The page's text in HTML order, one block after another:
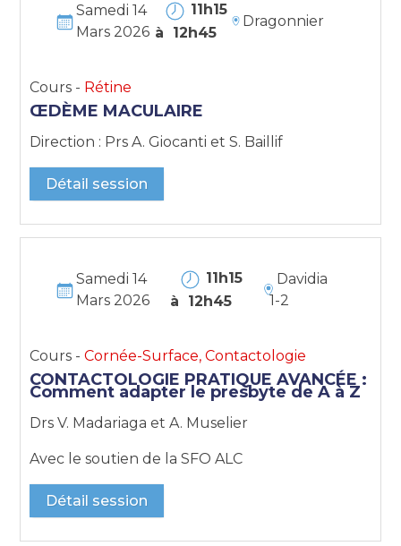
Samedi 14
Mars 2026
11h15
à 12h45
Dragonnier
Cours - Rétine
ŒDÈME MACULAIRE
Direction : Prs A. Giocanti et S. Baillif
Détail session
Samedi 14
Mars 2026
11h15
à 12h45
Davidia
1-2
Cours -Cornée-Surface, Contactologie
CONTACTOLOGIE PRATIQUE AVANCÉE :
Comment adapter le presbyte de A à Z
Drs V. Madariaga et A. Muselier
Avec le soutien de la SFO ALC
Détail session